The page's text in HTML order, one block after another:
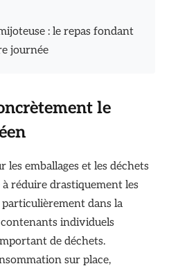
: le repas fondant
journée
le
les emballages et les déchets
à réduire drastiquement les
particulièrement dans la
individuels
de déchets.
sur place,